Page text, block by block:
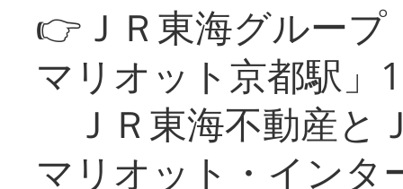
👉ＪＲ東海グルー
マリオット京都駅」
ＪＲ東海不動産と
マリオット・インタ